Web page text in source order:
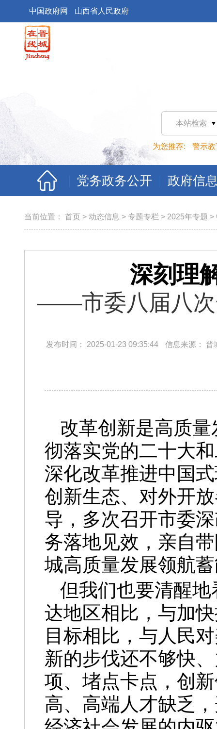
中国政府网 山西省人民政府
本站检索
为您推荐: 警示教
党务政务公开 政府信
当前位置： 首页 > 动态信息 > 专题专栏 > 2025年专题 >
深刻理
​——市委八届八次
发布时间： 2025-01-23 09:35:44 信息来源： 晋
改革创新是高质
彻落实党的二十大
深化改革推进中国
创新生态、对外开
导，多次召开市委
务落地见效，亲自
城高质量发展领航
但我们也要清醒
达地区相比，与加
目标相比，与人民
新的步伐还不够快
项、堵点卡点，创
高、高端人才缺乏